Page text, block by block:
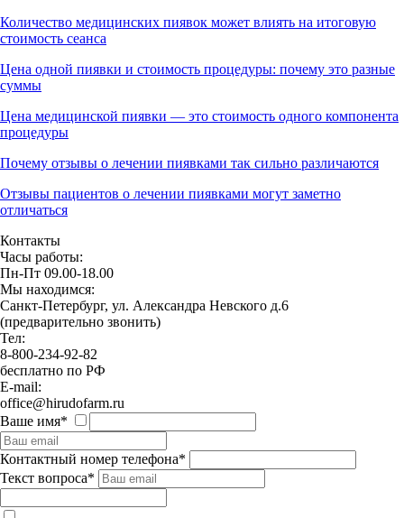
Количество медицинских пиявок может влиять на итоговую
стоимость сеанса
Цена одной пиявки и стоимость процедуры: почему это разные
суммы
Цена медицинской пиявки — это стоимость одного компонента
процедуры
Почему отзывы о лечении пиявками так сильно различаются
Отзывы пациентов о лечении пиявками могут заметно
отличаться
Контакты
Часы работы:
Пн-Пт 09.00-18.00
Мы находимся:
Санкт-Петербург, ул. Александра Невского д.6
(предварительно звонить)
Тел:
8-800-234-92-82
бесплатно по РФ
E-mail:
office@hirudofarm.ru
Ваше имя*
Контактный номер телефона*
Текст вопроса*